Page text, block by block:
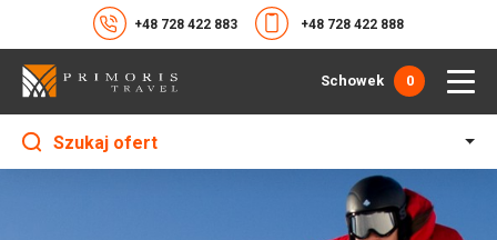
+48 728 422 883 +48 728 422 888
Schowek 0
Szukaj ofert